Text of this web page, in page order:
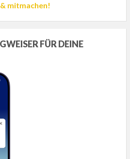
mitmachen!
FÜR DEINE